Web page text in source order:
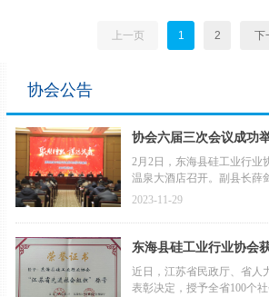
协会公告
协会六届三次会议成功
2月2日，东海县硅工业行业
温泉大酒店召开。副县长薛
2023-11-29
东海县硅工业行业协会
组织”
近日，江苏省民政厅、省人
表彰决定，授予全省100个
型硅微粉、高纯
产品。
向，重点发展光
伏、半导体等领
上一页 1 2 下